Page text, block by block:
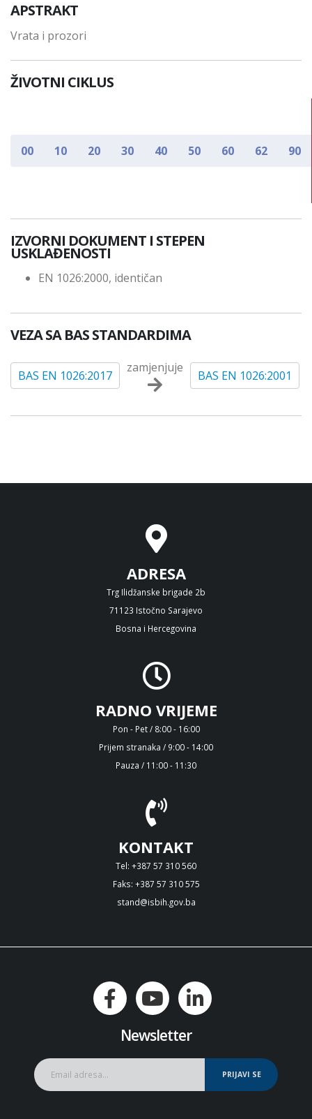
APSTRAKT
Vrata i prozori
ŽIVOTNI CIKLUS
00 10 20 30 40 50 60 62 90
IZVORNI DOKUMENT I STEPEN
USKLAĐENOSTI
EN 1026:2000, identičan
VEZA SA BAS STANDARDIMA
BAS EN 1026:2017
zamjenjuje
BAS EN 1026:2001
ADRESA
Trg Ilidžanske brigade 2b
71123 Istočno Sarajevo
Bosna i Hercegovina
RADNO VRIJEME
Pon - Pet / 8:00 - 16:00
Prijem stranaka / 9:00 - 14:00
Pauza / 11:00 - 11:30
KONTAKT
Tel: +387 57 310 560
Faks: +387 57 310 575
stand@isbih.gov.ba
Newsletter
PRIJAVI SE